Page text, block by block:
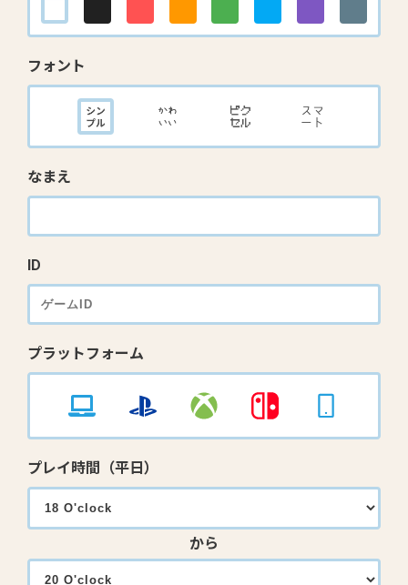
フォント
なまえ
ID
プラットフォーム
プレイ時間（平日）
から